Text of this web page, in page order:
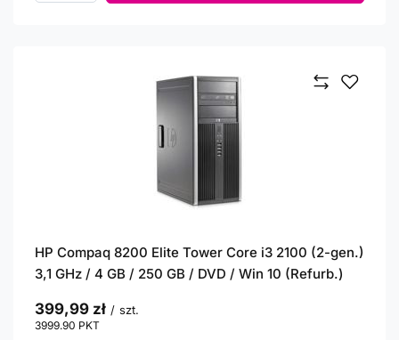
HP Compaq 8200 Elite Tower Core i3 2100 (2-gen.)
3,1 GHz / 4 GB / 250 GB / DVD / Win 10 (Refurb.)
399,99 zł / szt.
3999.90 PKT